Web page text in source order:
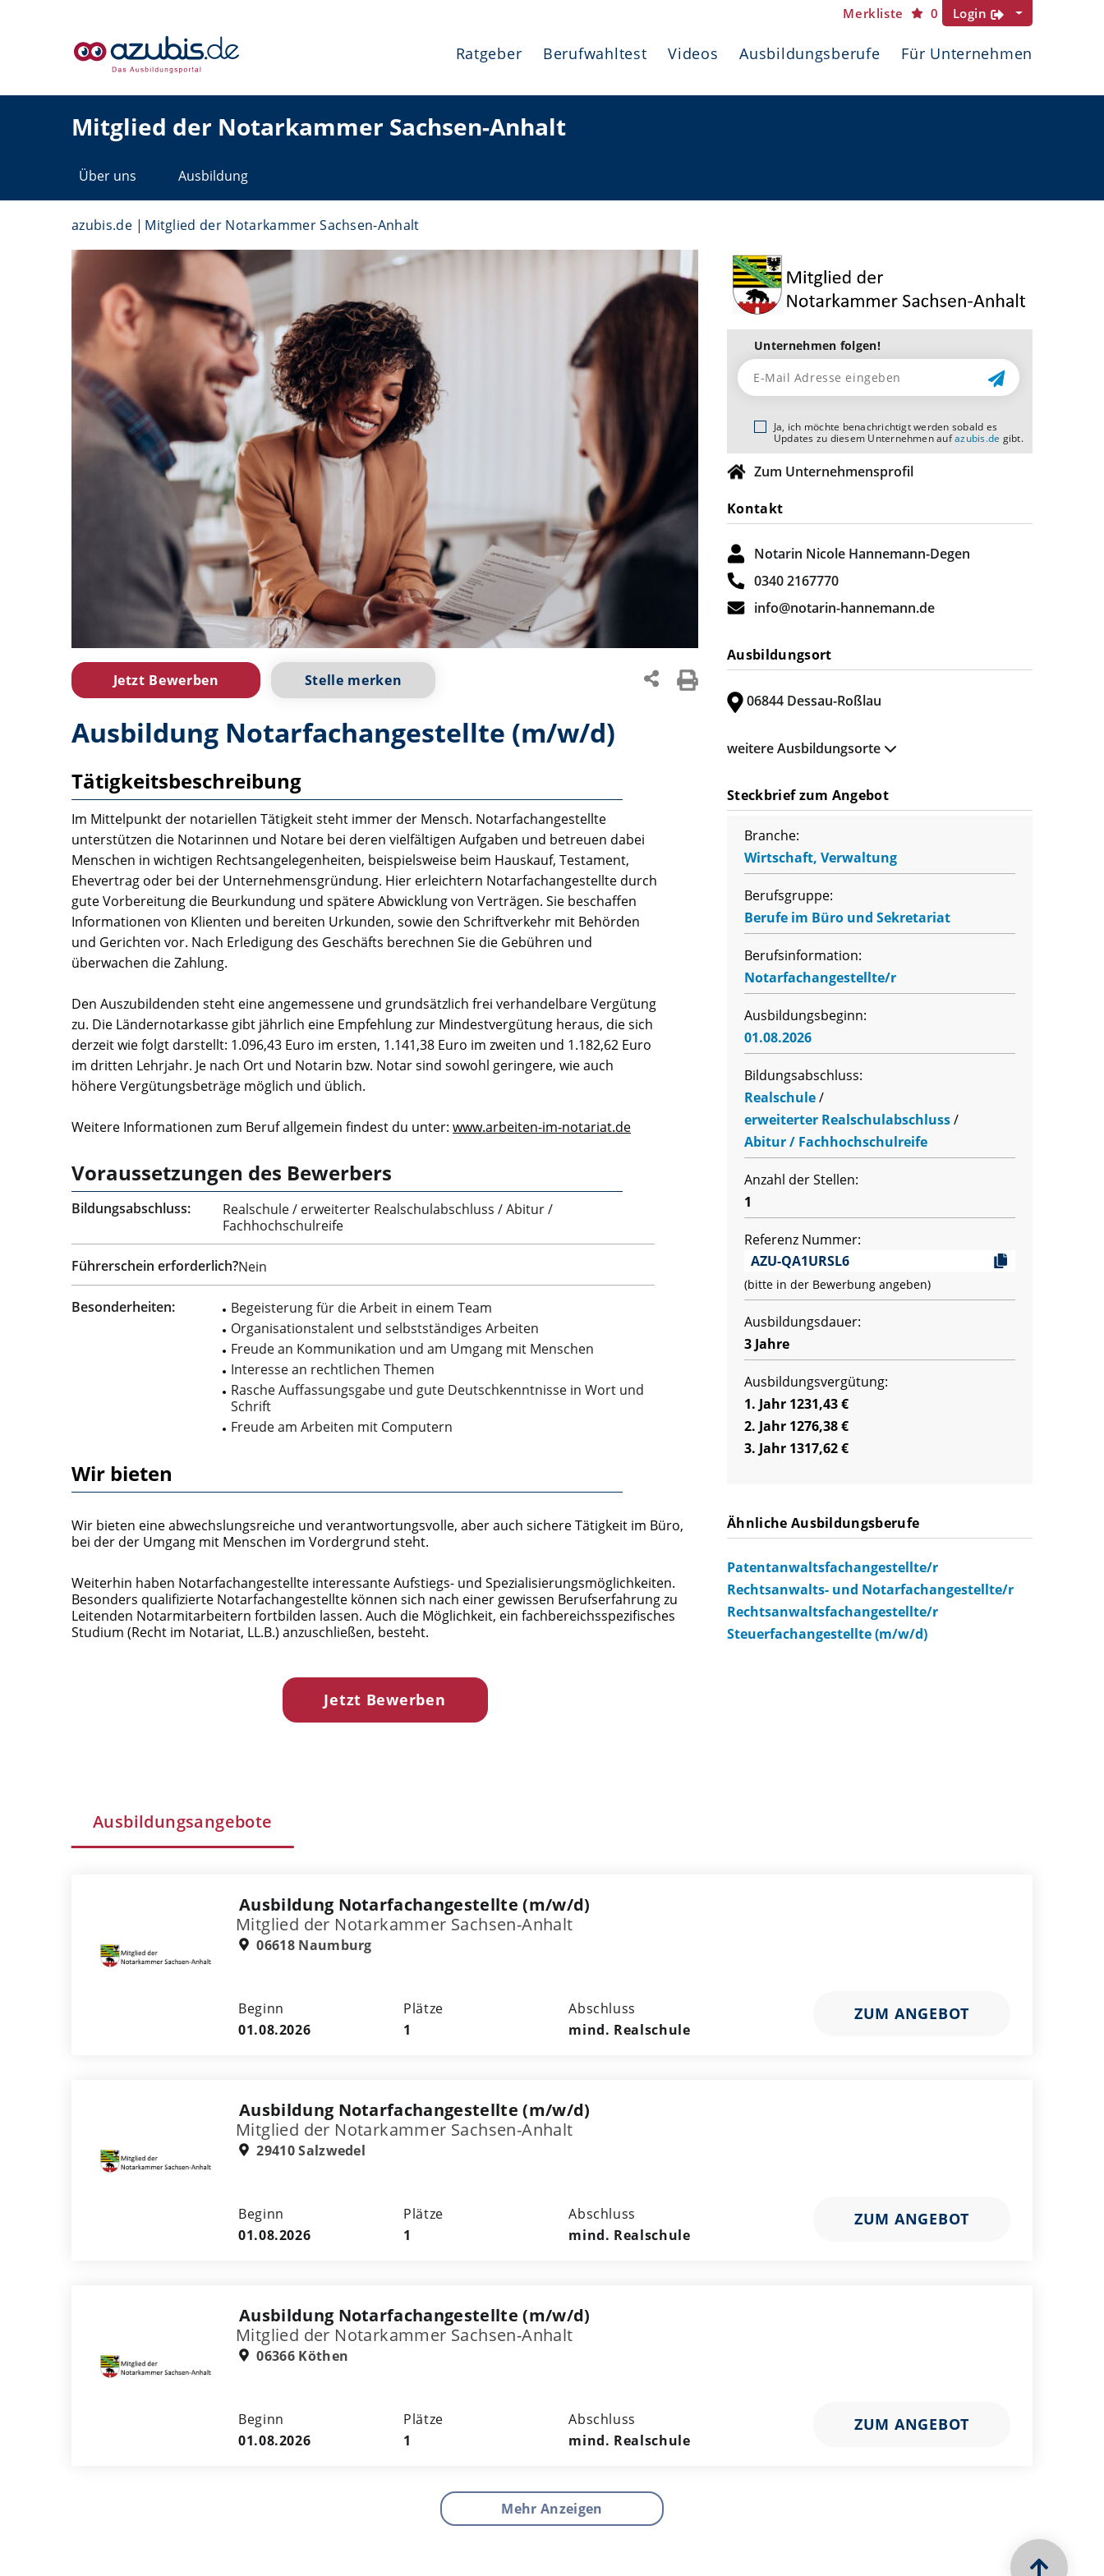
Merkliste 0 Login
Ratgeber Berufwahltest Videos Ausbildungsberufe Für Unternehmen
Mitglied der Notarkammer Sachsen-Anhalt
Über uns Ausbildung
azubis.de Mitglied der Notarkammer Sachsen-Anhalt
Jetzt Bewerben Stelle merken
Ausbildung Notarfachangestellte (m/w/d)
Tätigkeitsbeschreibung
Im Mittelpunkt der notariellen Tätigkeit steht immer der Mensch. Notarfachangestellte
unterstützen die Notarinnen und Notare bei deren vielfältigen Aufgaben und betreuen dabei
Menschen in wichtigen Rechtsangelegenheiten, beispielsweise beim Hauskauf, Testament,
Ehevertrag oder bei der Unternehmensgründung. Hier erleichtern Notarfachangestellte durch
gute Vorbereitung die Beurkundung und spätere Abwicklung von Verträgen. Sie beschaffen
Informationen von Klienten und bereiten Urkunden, sowie den Schriftverkehr mit Behörden
und Gerichten vor. Nach Erledigung des Geschäfts berechnen Sie die Gebühren und
überwachen die Zahlung.
Den Auszubildenden steht eine angemessene und grundsätzlich frei verhandelbare Vergütung
zu. Die Ländernotarkasse gibt jährlich eine Empfehlung zur Mindestvergütung heraus, die sich
derzeit wie folgt darstellt: 1.096,43 Euro im ersten, 1.141,38 Euro im zweiten und 1.182,62 Euro
im dritten Lehrjahr. Je nach Ort und Notarin bzw. Notar sind sowohl geringere, wie auch
höhere Vergütungsbeträge möglich und üblich.
Weitere Informationen zum Beruf allgemein findest du unter: www.arbeiten-im-notariat.de
Voraussetzungen des Bewerbers
Bildungsabschluss:
Realschule / erweiterter Realschulabschluss / Abitur /
Fachhochschulreife
Führerschein erforderlich?Nein
Besonderheiten:
Begeisterung für die Arbeit in einem Team
Organisationstalent und selbstständiges Arbeiten
Freude an Kommunikation und am Umgang mit Menschen
Interesse an rechtlichen Themen
Rasche Auffassungsgabe und gute Deutschkenntnisse in Wort und
Schrift
Freude am Arbeiten mit Computern
Wir bieten
Wir bieten eine abwechslungsreiche und verantwortungsvolle, aber auch sichere Tätigkeit im Büro,
bei der der Umgang mit Menschen im Vordergrund steht.
Weiterhin haben Notarfachangestellte interessante Aufstiegs- und Spezialisierungsmöglichkeiten.
Besonders qualifizierte Notarfachangestellte können sich nach einer gewissen Berufserfahrung zu
Leitenden Notarmitarbeitern fortbilden lassen. Auch die Möglichkeit, ein fachbereichsspezifisches
Studium (Recht im Notariat, LL.B.) anzuschließen, besteht.
Jetzt Bewerben
Unternehmen folgen!
Ja, ich möchte benachrichtigt werden sobald es
Updates zu diesem Unternehmen aufazubis.de gibt.
Zum Unternehmensprofil
Kontakt
Notarin Nicole Hannemann-Degen
0340 2167770
info@notarin-hannemann.de
Ausbildungsort
06844 Dessau-Roßlau
weitere Ausbildungsorte
Steckbrief zum Angebot
Branche:
Wirtschaft, Verwaltung
Berufsgruppe:
Berufe im Büro und Sekretariat
Berufsinformation:
Notarfachangestellte/r
Ausbildungsbeginn:
01.08.2026
Bildungsabschluss:
Realschule/
erweiterter Realschulabschluss/
Abitur / Fachhochschulreife
Anzahl der Stellen:
1
Referenz Nummer:
AZU-QA1URSL6
(bitte in der Bewerbung angeben)
Ausbildungsdauer:
3 Jahre
Ausbildungsvergütung:
1. Jahr 1231,43 €
2. Jahr 1276,38 €
3. Jahr 1317,62 €
Ähnliche Ausbildungsberufe
Patentanwaltsfachangestellte/r
Rechtsanwalts- und Notarfachangestellte/r
Rechtsanwaltsfachangestellte/r
Steuerfachangestellte (m/w/d)
Ausbildungsangebote
Ausbildung Notarfachangestellte (m/w/d)
Mitglied der Notarkammer Sachsen-Anhalt
06618 Naumburg
Beginn
01.08.2026
Plätze
1
Abschluss
mind. Realschule
ZUM ANGEBOT
Ausbildung Notarfachangestellte (m/w/d)
Mitglied der Notarkammer Sachsen-Anhalt
29410 Salzwedel
Beginn
01.08.2026
Plätze
1
Abschluss
mind. Realschule
ZUM ANGEBOT
Ausbildung Notarfachangestellte (m/w/d)
Mitglied der Notarkammer Sachsen-Anhalt
06366 Köthen
Beginn
01.08.2026
Plätze
1
Abschluss
mind. Realschule
ZUM ANGEBOT
Mehr Anzeigen